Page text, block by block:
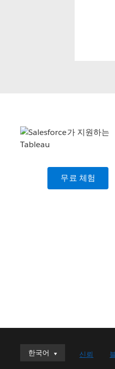
무료 체험
한국어
한국어
신뢰